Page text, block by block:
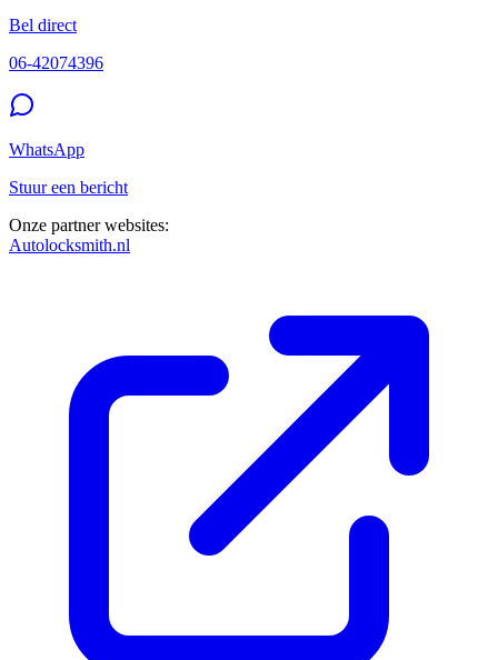
Bel direct
06-42074396
WhatsApp
Stuur een bericht
Onze partner websites:
Autolocksmith.nl